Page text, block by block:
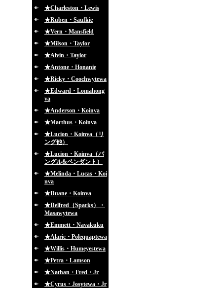
★Charleston・Lewis
★Ruben・Saufkie
★Vern・Mansfield
★Milson・Taylor
★Alvin・Taylor
★Antone・Honanie
★Ricky・Coochwytewa
★Edward・Lomahong
va
★Anderson・Koinva
★Marthus・Koinva
★Lucion・Koinva（リ
ング他）
★Lucion・Koinva（バ
ングル&ペンダント）
★Melinda・Lucas・Koi
nva
★Duane・Koinva
★Delfred（Sparks）・
Masawytewa
★Emmett・Navakuku
★Alaric・Polequaptewa
★Willis・Humeyestewa
★Petra・Lamson
★Nathan・Fred・Jr
★Cyrus・Josytewa・Jr